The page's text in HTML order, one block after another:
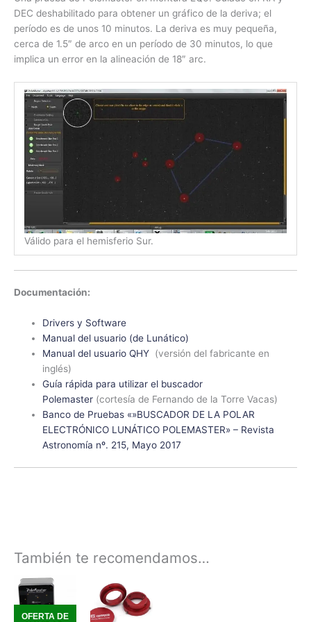
DEC deshabilitado para obtener un gráfico de la deriva; el
período es de unos 10 minutos. La deriva es muy pequeña,
cerca de 1.5″ de arco en un período de 30 minutos, lo que
implica un error en la alineación de 18″ arc.
Válido para el hemisferio Sur.
Documentación:
Drivers y Software
Manual del usuario (de Lunático)
Manual del usuario QHY (versión del fabricante en
inglés)
Guía rápida para utilizar el buscador
Polemaster (cortesía de Fernando de la Torre Vacas)
Banco de Pruebas «»BUSCADOR DE LA POLAR
ELECTRÓNICO LUNÁTICO POLEMASTER» – Revista
Astronomía nº. 215, Mayo 2017
También te recomendamos…
OFERTA DE
Rango
de
precios:
desde
Este
producto
tiene
de
precios:
desde
Este
producto
tiene